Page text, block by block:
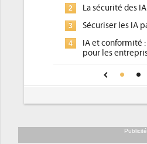
La sécurité des IA en question
Sécuriser les IA par l'IA
IA et conformité : un défi crucial
Une IA de confiance pour une IA
Publicité